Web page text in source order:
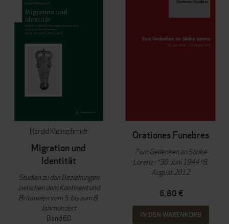
Harald Kleinschmidt
Migration und
Identität
Studien zu den Beziehungen
zwischen dem Kontinent und
Britannien vom 5. bis zum 8.
Jahrhundert
Band 60
Orationes Funebres
Zum Gedenken an Sönke
Lorenz - *30. Juni 1944 †8.
August 2012
6,80 €
IN DEN WARENKORB